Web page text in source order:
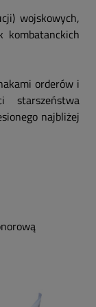
wojskowych,
kombatanckich
orderów i
starszeństwa
najbliżej